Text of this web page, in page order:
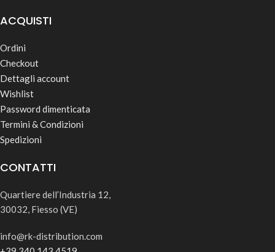
ACQUISTI
Ordini
Checkout
Dettagli account
Wishlist
Password dimenticata
Termini & Condizioni
Spedizioni
CONTATTI
Quartiere dell’Industria 12,
30032, Fiesso (VE)
info@rk-distribution.com